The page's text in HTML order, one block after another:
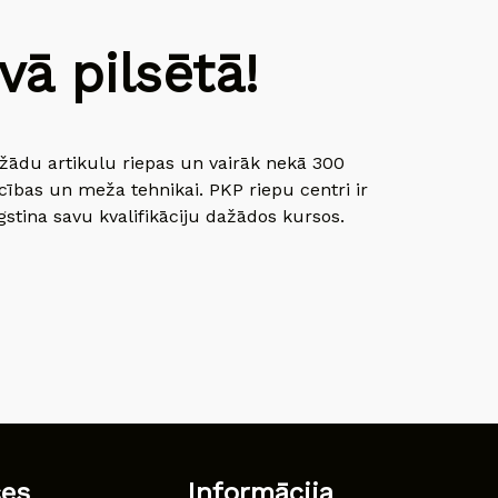
pilsētā!
artikulu riepas un vairāk nekā 300
un meža tehnikai. PKP riepu centri ir
savu kvalifikāciju dažādos kursos.